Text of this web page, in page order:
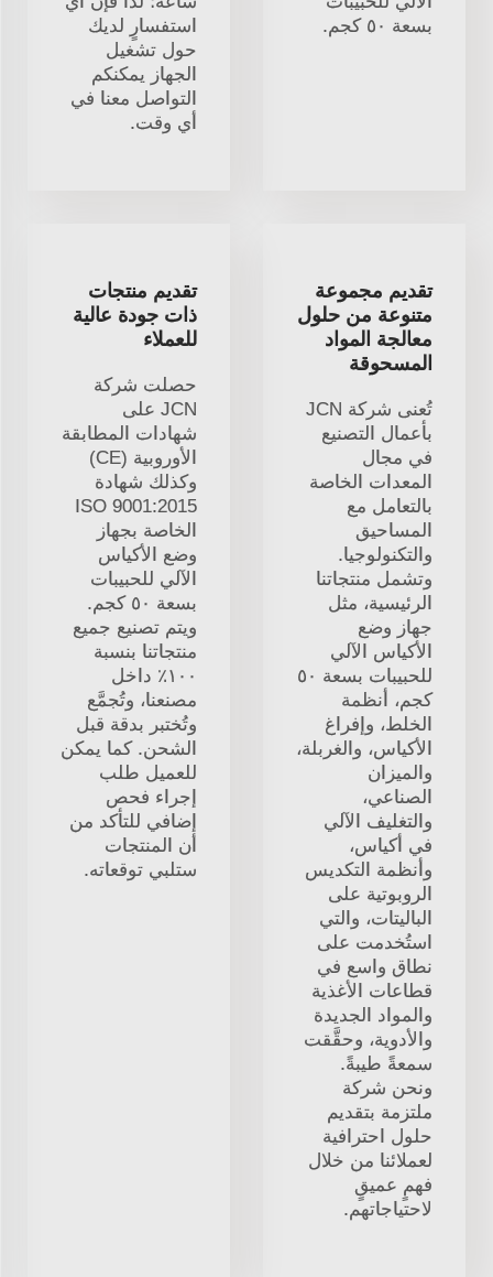
بسعة ٥٠ كجم.
استفسارٍ لديك
حول تشغيل
الجهاز يمكنكم
التواصل معنا في
أي وقت.
تقديم مجموعة
متنوعة من حلول
معالجة المواد
المسحوقة
تُعنى شركة JCN
بأعمال التصنيع
في مجال
المعدات الخاصة
بالتعامل مع
المساحيق
والتكنولوجيا.
وتشمل منتجاتنا
الرئيسية، مثل
جهاز وضع
الأكياس الآلي
للحبيبات بسعة ٥٠
كجم، أنظمة
الخلط، وإفراغ
الأكياس، والغربلة،
والميزان
الصناعي،
والتغليف الآلي
في أكياس،
وأنظمة التكديس
الروبوتية على
الباليتات، والتي
استُخدمت على
نطاق واسع في
قطاعات الأغذية
والمواد الجديدة
والأدوية، وحقَّقت
سمعةً طيبةً.
ونحن شركة
ملتزمة بتقديم
حلول احترافية
لعملائنا من خلال
فهمٍ عميقٍ
لاحتياجاتهم.
تقديم منتجات
ذات جودة عالية
للعملاء
حصلت شركة
JCN على
شهادات المطابقة
الأوروبية (CE)
وكذلك شهادة
ISO 9001:2015
الخاصة بجهاز
وضع الأكياس
الآلي للحبيبات
بسعة ٥٠ كجم.
ويتم تصنيع جميع
منتجاتنا بنسبة
١٠٠٪ داخل
مصنعنا، وتُجمَّع
وتُختبر بدقة قبل
الشحن. كما يمكن
للعميل طلب
إجراء فحص
إضافي للتأكد من
أن المنتجات
ستلبي توقعاته.